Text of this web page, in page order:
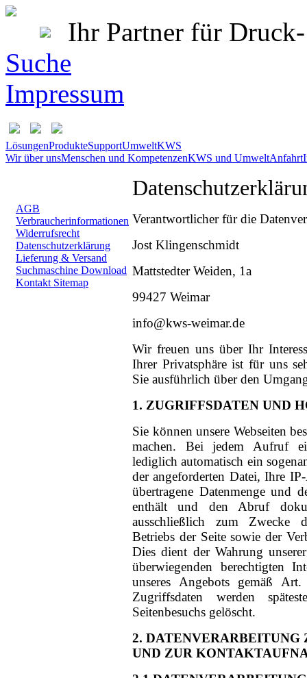
Ihr Partner für
Suche
Impressum
LösungenProdukteSupportUmweltKWS
Wir über unsMenschen und KompetenzenKWS und UmweltAnfahrt
AGB
Verbraucherinformationen
Widerrufsrecht
Datenschutzerklärung
Lieferung & Versand
Suchmaschine Download
Kontakt Sitemap
Verantwortlicher für die
Jost Klingenschmidt
Mattstedter Weiden, 1a
99427 Weimar
info@kws-weimar.de
Wir freuen uns über Ihr
Ihrer Privatsphäre ist für uns
Sie ausführlich über den
1. ZUGRIFFSDATEN UND
Sie können unsere Webseiten
machen. Bei jedem Aufruf
lediglich automatisch ein
der angeforderten Datei, Ihre
übertragene Datenmenge und
enthält und den Abruf
ausschließlich zum Zwecke
Betriebs der Seite sowie der
Dies dient der Wahrung
überwiegenden berechtigten
unseres Angebots gemäß
Zugriffsdaten werden
Seitenbesuchs gelöscht.
2.
UND ZUR